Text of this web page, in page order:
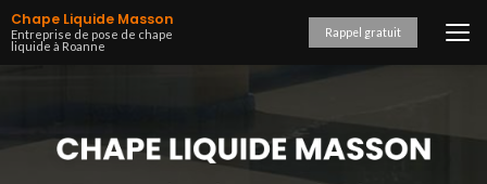
Aller
au
contenu
Chape Liquide Masson
Entreprise de pose de chape
liquide à Roanne
Rappel gratuit